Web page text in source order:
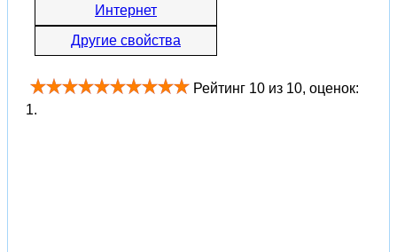
Интернет
Другие свойства
Рейтинг 10 из 10, оценок:
1.